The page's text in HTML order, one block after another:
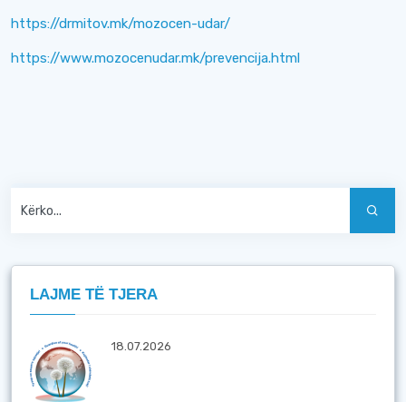
https://drmitov.mk/mozocen-udar/
https://www.mozocenudar.mk/prevencija.html
LAJME TË TJERA
18.07.2026